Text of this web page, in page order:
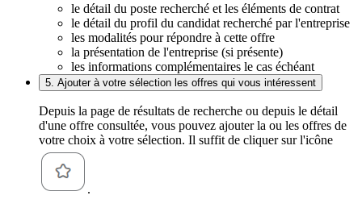
le détail du poste recherché et les éléments de contrat
le détail du profil du candidat recherché par l'entreprise
les modalités pour répondre à cette offre
la présentation de l'entreprise (si présente)
les informations complémentaires le cas échéant
5. Ajouter à votre sélection les offres qui vous intéressent
Depuis la page de résultats de recherche ou depuis le détail
d'une offre consultée, vous pouvez ajouter la ou les offres de
votre choix à votre sélection. Il suffit de cliquer sur l'icône
.